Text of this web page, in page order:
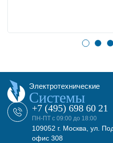
Электротехнические
Системы
+7 (495) 698 60 21
ПН-ПТ с 09:00 до 18:00
109052 г. Москва, ул.
офис 308